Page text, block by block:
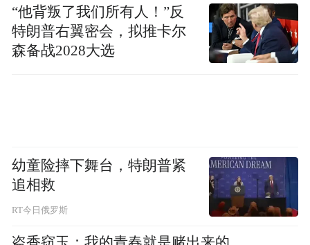
论是IaaS厂商和传统基础架构软件提供商推
出的平台产品，还是由核心应用或企业应用
于数字世界与物理世界间形成智慧的驱动与
回应关系，这中间的纽带就是一套数智平台
系统。它就是鼎捷雅典娜。
“他背叛了我们所有人！”反
特朗普右翼密会，拟推卡尔
森备战2028大选
幼童险摔下舞台，特朗普紧
追相救
RT今日俄罗斯